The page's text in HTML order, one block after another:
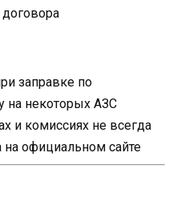
заправке по
на некоторых АЗС
и комиссиях не всегда
на официальном сайте